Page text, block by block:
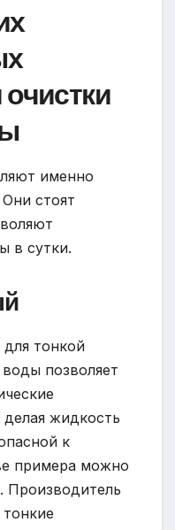
именно
стоят
в сутки.
тонкой
позволяет
делая жидкость
к
примера можно
Производитель